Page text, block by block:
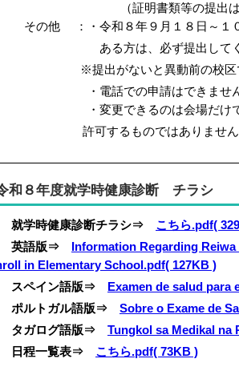
（証明書類等の提出は不要
その他 ：・令和８年９月１８日～１０
ある方は、必ず提出してくだ
※提出がないと異動前の校区で受
・電話での申請はできません
・変更できるのは会場だけです。
許可するものではありませんので
和８年度就学時健康診断 チラシ
学時健康診断チラシ⇒ こちら.pdf(
語版⇒ Information Regarding
in Elementary School.pdf( 127KB )
ペイン語版⇒ Examen de salud para
ルトガル語版⇒ Sobre o Exame de
ガログ語版⇒ Tungkol sa Medikal na
日程一覧表⇒
こちら.pdf( 73KB )